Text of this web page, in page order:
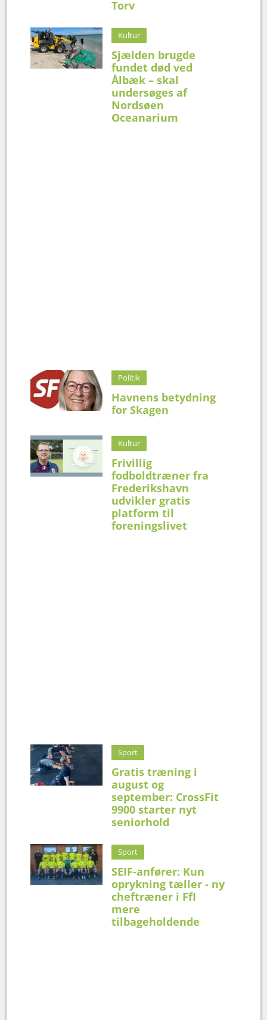
Torv
Kultur
Sjælden brugde
fundet død ved
Ålbæk – skal
undersøges af
Nordsøen
Oceanarium
Politik
Havnens betydning
for Skagen
Kultur
Frivillig
fodboldtræner fra
Frederikshavn
udvikler gratis
platform til
foreningslivet
Sport
Gratis træning i
august og
september: CrossFit
9900 starter nyt
seniorhold
Sport
SEIF-anfører: Kun
oprykning tæller - ny
cheftræner i FfI
mere
tilbageholdende